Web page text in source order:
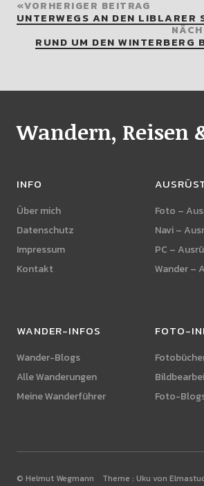
VORHERIGER BEITRAG
UNTERWEGS AN DEN LIBLARER
RUND UM DEN WINTERBERG
Wandern, Reisen
INFO
Über mich
Datenschutz
Impressum
Kontakt
Foto –
Navi –
PC –
Wander –
WANDER-INFOS
Wander-Blogs
Alle Wanderungen
Meine Wanderführer
FOTO-
Foto-
© Helmut Wegmann Theme : Uku von